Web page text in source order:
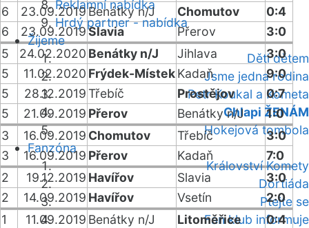
Reklamní nabídka
Hrdý partner - nabídka
Žijeme
Děti dětem
Jsme jedna rodina
Petr Koukal a Kometa
Chlapi ŽENÁM
Hokejová tombola
Fanzóna
Království Komety
Dortiáda
Ptejte se
Fan klub informuje
6
23.09.2019 Benátky n/J Chomutov
0:4
6
23.09.2019Slavia Přerov
3:0
5
24.02.2020 Benátky n/J Jihlava
3:0
5
11.02.2020 Frýdek-MístekKadaň
9:0
5
28.12.2019Třebíč Prostějov
0:7
5
21.09.2019 Přerov Benátky n/J
1:0
3
16.09.2019 Chomutov Třebíč
3:0
3
16.09.2019 Přerov Kadaň
7:0
2
19.12.2019 Havířov Slavia
3:0
2
14.09.2019 Havířov Vsetín
2:0
1
11.09.2019 Benátky n/J Litoměřice 0:4